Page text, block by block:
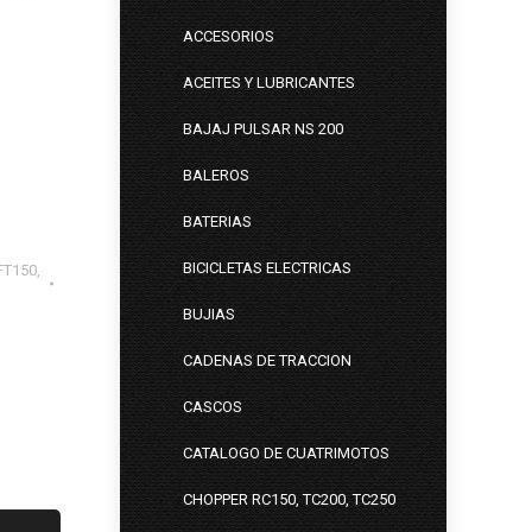
ACCESORIOS
ACEITES Y LUBRICANTES
BAJAJ PULSAR NS 200
BALEROS
BATERIAS
BICICLETAS ELECTRICAS
BUJIAS
CADENAS DE TRACCION
CASCOS
CATALOGO DE CUATRIMOTOS
CHOPPER RC150, TC200, TC250